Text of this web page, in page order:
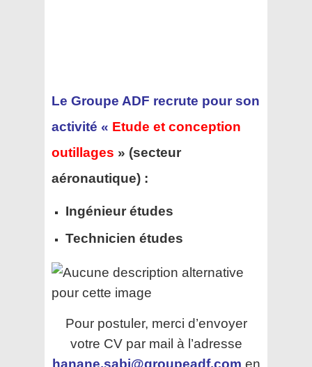
Le Groupe ADF recrute pour son
activité « Etude et conception
outillages » (secteur
aéronautique) :
Ingénieur études
Technicien études
Pour postuler, merci d’envoyer
votre CV par mail à l’adresse